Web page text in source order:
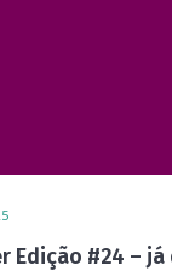
Edição #24 –